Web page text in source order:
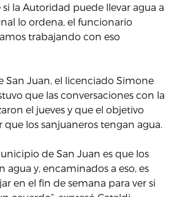
la Autoridad puede llevar agua a
lo ordena, el funcionario
trabajando con eso
San Juan, el licenciado Simone
que las conversaciones con la
el jueves y que el objetivo
los sanjuaneros tengan agua.
de San Juan es que los
agua y, encaminados a eso, es
en el fin de semana para ver si